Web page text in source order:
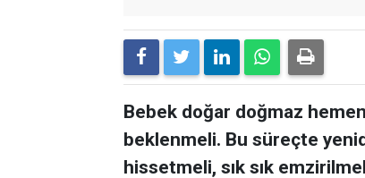
Bebek doğar doğmaz
beklenmeli. Bu süreçte
hissetmeli, sık sık